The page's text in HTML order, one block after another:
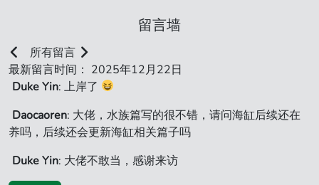
留言墙
所有留言
最新留言时间： 2025年12月22日
Duke Yin: 上岸了
Daocaoren: 大佬，水族篇写的很不错，请问海缸后续还在
养吗，后续还会更新海缸相关篇子吗
Duke Yin: 大佬不敢当，感谢来访